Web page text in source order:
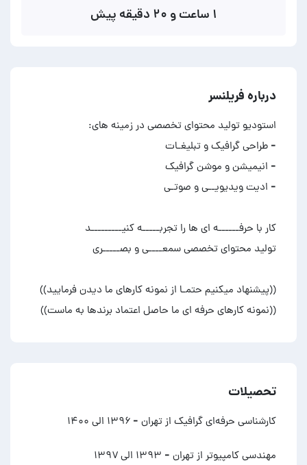
۱ ساعت و ۲۰ دقیقه پیش
درباره فریلنسر
((نمونه کارهای حرفه ای ما حاصل اعتماد برندها به ماست))
تحصیلات
کارشناسی حرفه‌ای گرافیک از تهران - ۱۳۹۶ الی ۱۴۰۰
مهندسی کامپیوتر از تهران - ۱۳۹۳ الی ۱۳۹۷